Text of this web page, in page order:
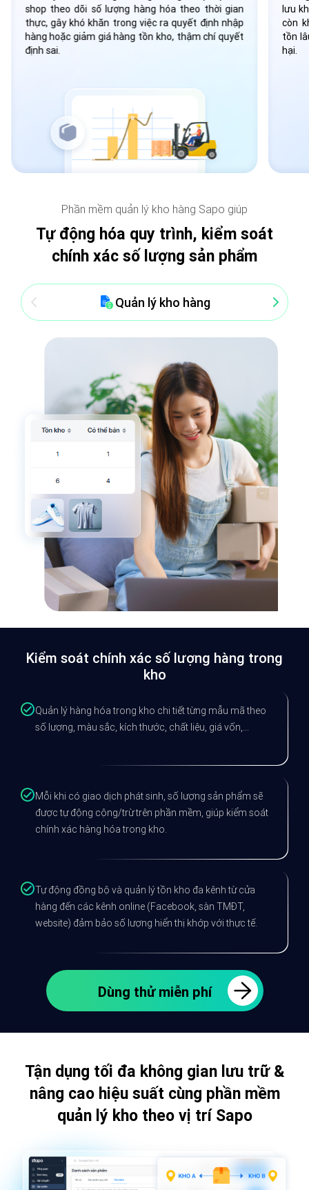
shop theo dõi số lượng hàng hóa theo thời gian
thực, gây khó khăn trong việc ra quyết định nhập
hàng hoặc giảm giá hàng tồn kho, thậm chí quyết
định sai.
lưu
còn
tồn
hại.
Phần mềm quản lý kho hàng Sapo giúp
Tự động hóa quy trình, kiểm soát
chính xác số lượng sản phẩm
Quản lý kho hàng
Kiểm soát chính xác số lượng hàng trong
kho
Quản lý hàng hóa trong kho chi tiết từng mẫu mã theo
số lượng, màu sắc, kích thước, chất liệu, giá vốn,...
Mỗi khi có giao dịch phát sinh, số lượng sản phẩm sẽ
được tự động cộng/trừ trên phần mềm, giúp kiểm soát
chính xác hàng hóa trong kho.
Tự động đồng bộ và quản lý tồn kho đa kênh từ cửa
hàng đến các kênh online (Facebook, sàn TMĐT,
website) đảm bảo số lượng hiển thị khớp với thực tế.
Dùng thử miễn phí
Tận dụng tối đa không gian lưu trữ &
nâng cao hiệu suất cùng phần mềm
quản lý kho theo vị trí Sapo